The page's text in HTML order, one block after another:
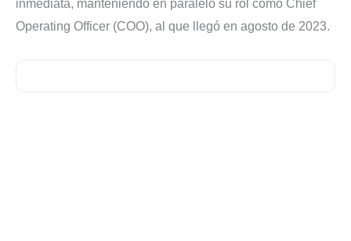
inmediata, manteniendo en paralelo su rol como Chief
Operating Officer (COO), al que llegó en agosto de 2023.